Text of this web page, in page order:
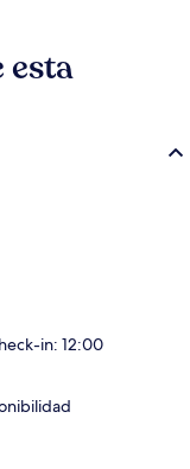
esta
in: 12:00